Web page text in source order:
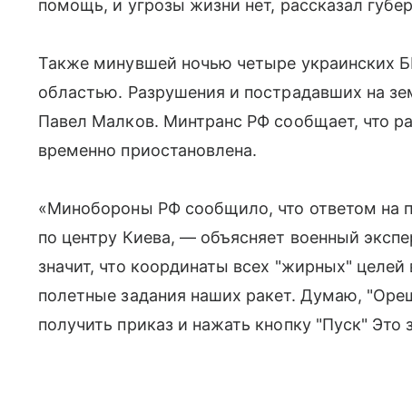
помощь, и угрозы жизни нет, рассказал
Также минувшей ночью четыре украинских
областью. Разрушения и пострадавших на
Павел Малков. Минтранс РФ сообщает, что
временно приостановлена.
«Минобороны РФ сообщило, что ответом на
по центру Киева, — объясняет военный
значит, что координаты всех "жирных"
полетные задания наших ракет. Думаю,
получить приказ и нажать кнопку "Пуск"